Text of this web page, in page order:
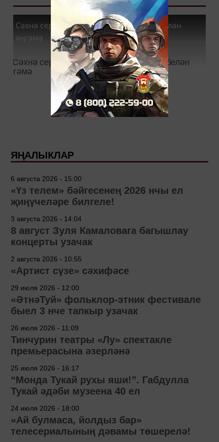
Сәхнә сере - Зөлфия Нигъмәтҗанова белән
әңгәмә
ЯҢАЛЫКЛАР
6 августа 2026 - 15:00
«Үз телем» бәйгесенең 2026 нчы ел
җиңүчеләре билгеле!
3 августа 2026 - 14:04
8 август Зуля Камаловага багышлау
концерты узачак
2 августа 2026 - 10:55
«Артист сүзе» сәхифәсе
29 июля 2026 - 12:00
«ӘтнәТуй» фольклор-этник фестивале
быел 3 нче тапкыр узачак
26 июля 2026 - 11:09
Тинчурин театры «Лу» спектакле
премьерасына әзерләнә
25 июля 2026 - 16:17
“Монда Тукай рухы яши!”. Габдулла
Тукай әдәби музеена 40 ел
24 июля 2026 - 18:00
«Ай булмаса, йолдыз бар»
телесериалының дәвамы төшерелә!